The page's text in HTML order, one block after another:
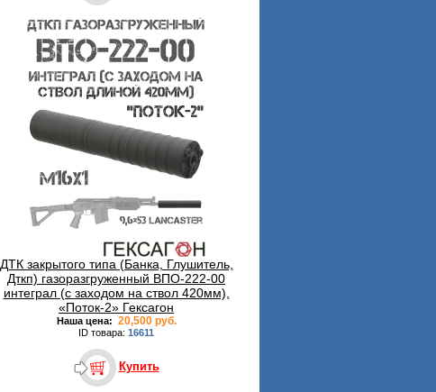
ДТК закрытого типа (Банка, Глушитель,
Дткп) газоразгруженный ВПО-222-00
интеграл (с заходом на ствол 420мм),
«Поток-2» Гексагон
Наша цена: 20,500 руб.
ID товара: 16611
Купить